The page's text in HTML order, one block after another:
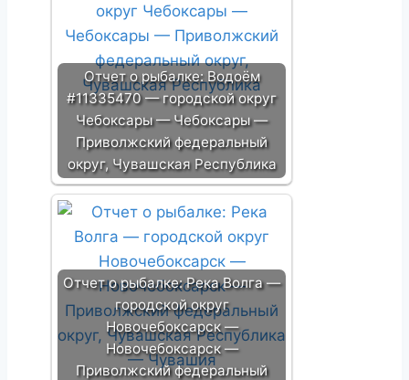
Отчет о рыбалке: Водоём
#11335470 — городской округ
Чебоксары — Чебоксары —
Приволжский федеральный
округ, Чувашская Республика
Отчет о рыбалке: Река Волга —
городской округ
Новочебоксарск —
Новочебоксарск —
Приволжский федеральный